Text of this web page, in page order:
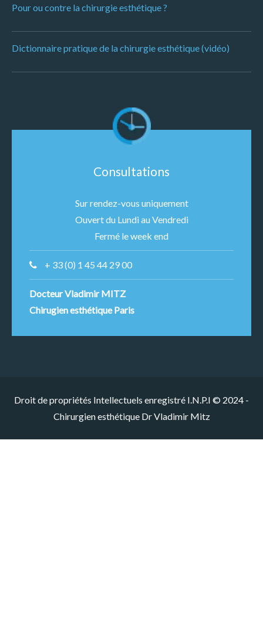
Pour ou contre la chirurgie esthétique ?
Dictionnaire pratique de la chirurgie esthétique (vidéo)
Consultations
Sur rendez-vous uniquement
Ouvert du Lundi au Vendredi
Fermé le week end
+ 33 (0) 1 45 44 29 00
Docteur Vladimir MITZ
Chirugien esthétique Paris
Droit de propriétés Intellectuels enregistré I.N.P.I © 2024 -
Chirurgien esthétique Dr Vladimir Mitz